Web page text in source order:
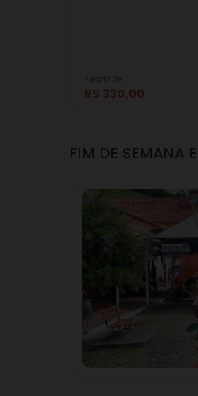
R$ 330,00
FIM DE SEMANA